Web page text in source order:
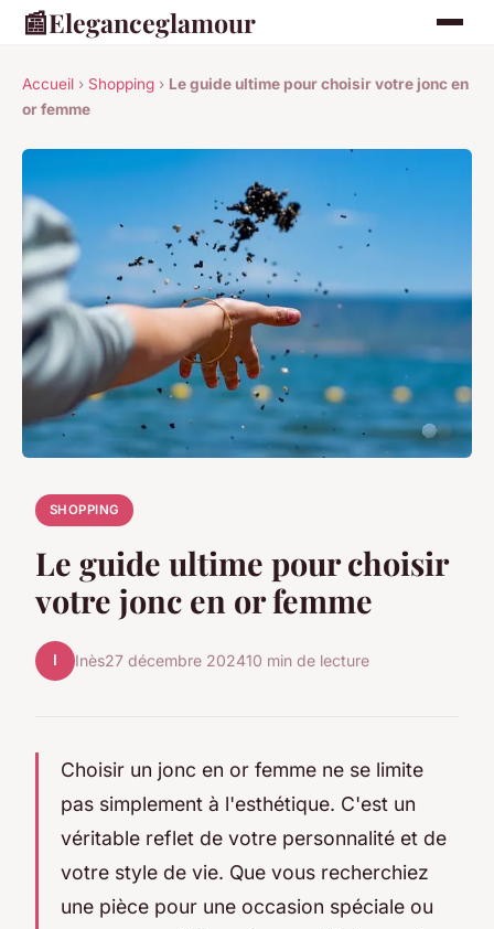
📰Eleganceglamour
Accueil › Shopping › Le guide ultime pour choisir votre jonc en
or femme
SHOPPING
Le guide ultime pour choisir
votre jonc en or femme
I Inès27 décembre 202410 min de lecture
Choisir un jonc en or femme ne se limite
pas simplement à l'esthétique. C'est un
véritable reflet de votre personnalité et de
votre style de vie. Que vous recherchiez
une pièce pour une occasion spéciale ou